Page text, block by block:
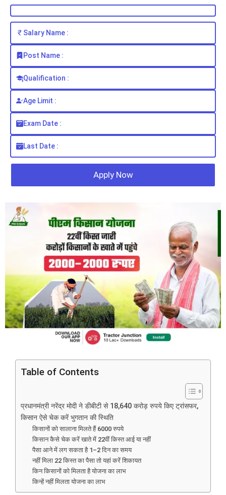
Salary Name :
Post Name :
Qualification :
Age Limit :
Exam Date :
Last Date :
Apply Now
Table of Contents
प्रधानमंत्री नरेंद्र मोदी ने डीबीटी से 18,640 करोड़ रुपये किए ट्रांसफर,
किसान ऐसे चेक करें भुगतान की स्थिति
किसानों को सालाना मिलते हैं 6000 रुपये
किसान कैसे चेक करें खाते में 22वीं किस्त आई या नहीं
पैसा आने में लग सकता है 1–2 दिन का समय
नहीं मिला 22 किस्त का पैसा तो यहां करें शिकायत
किन किसानों को मिलता है योजना का लाभ
किन्हें नहीं मिलता योजना का लाभ